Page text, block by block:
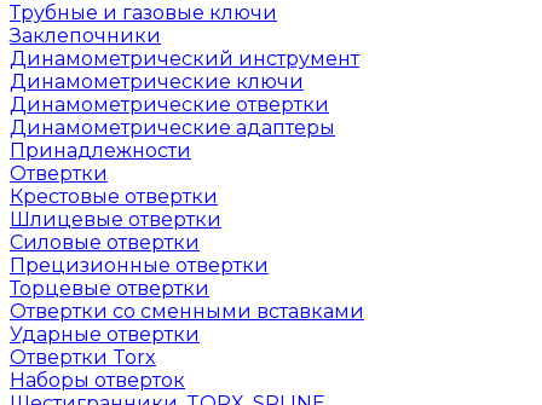
Трубные и газовые ключи
Заклепочники
Динамометрический инструмент
Динамометрические ключи
Динамометрические отвертки
Динамометрические адаптеры
Принадлежности
Отвертки
Крестовые отвертки
Шлицевые отвертки
Силовые отвертки
Прецизионные отвертки
Торцевые отвертки
Отвертки со сменными вставками
Ударные отвертки
Отвертки Torx
Наборы отверток